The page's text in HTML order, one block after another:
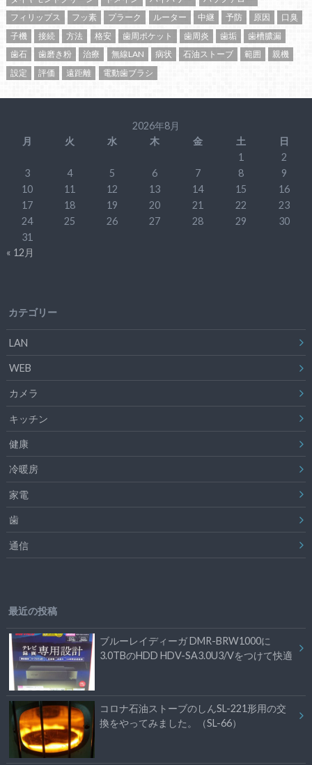
フィリップス
フッ素 プラーク ルーター 中継 予防 原因
口臭
子機
接続 方法 格安 歯周ポケット 歯周炎 歯垢
歯槽膿漏
歯石
歯磨き粉 治療 無線LAN 病状 石油ストーブ 範囲
親機
設定
評価 遠距離 電動歯ブラシ
2026年8月
月
火 水 木 金 土
日
1
2
3
4 5 6 7 8
9
10
11 12 13 14 15
16
17
18 19 20 21 22
23
24
25 26 27 28 29
30
31
« 12月
カテゴリー
LAN
WEB
カメラ
キッチン
健康
冷暖房
家電
歯
通信
最近の投稿
ブルーレイディーガ DMR-BRW1000に
3.0TBのHDD HDV-SA3.0U3/Vをつけて快適
コロナ石油ストーブのしんSL-221形用の交
換をやってみました。（SL-66）